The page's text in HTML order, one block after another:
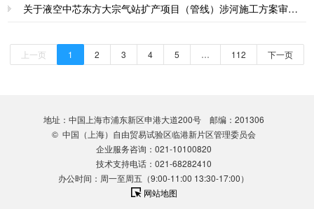
关于液空中芯东方大宗气站扩产项目（管线）涉河施工方案审核准予行政许可决定书
上一页 1 2 3 4 5 … 112 下一页
地址：中国上海市浦东新区申港大道200号 邮编：201306
© 中国（上海）自由贸易试验区临港新片区管理委员会
企业服务咨询：021-10100820
技术支持电话：021-68282410
办公时间：周一至周五（9:00-11:00 13:30-17:00）
网站地图